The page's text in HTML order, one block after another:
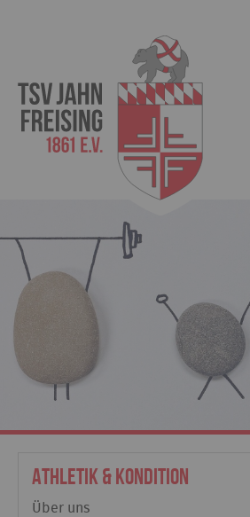
Athletik & Kondition
Über uns